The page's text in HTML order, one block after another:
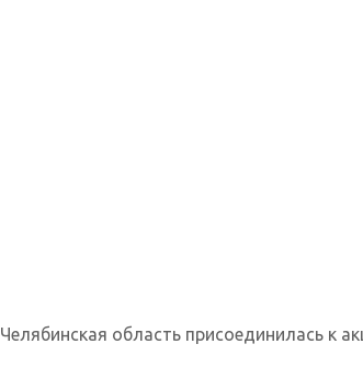
Челябинская область присоединилась к